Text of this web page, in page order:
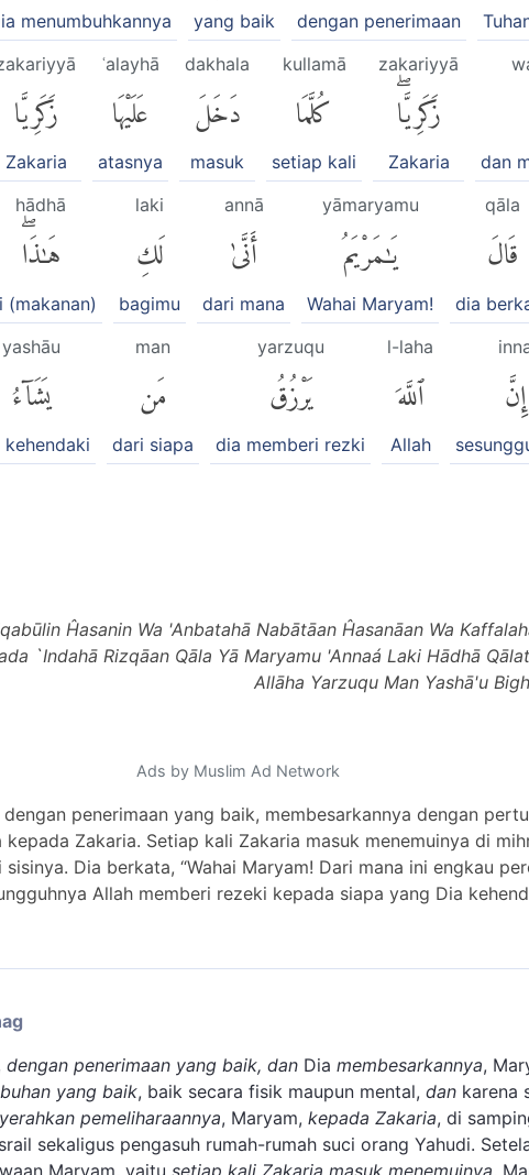
dengan penerimaan
yang baik
menumbuhkannya
dan
zakariyyā
زَكَرِيَّاۖ
Zakaria
kullamā
كُلَّمَا
setiap kali
dakhala
دَخَلَ
masuk
ʿalayhā
عَلَيْهَا
atasnya
زَكَرِيَّا
Zakaria
qāla
قَالَ
dia
yāmaryamu
يَٰمَرْيَمُ
Wahai Maryam!
annā
أَنَّىٰ
dari mana
laki
لَكِ
bagimu
hādhā
هَٰذَاۖ
(makanan)
إِنَّ
l-laha
ٱللَّهَ
Allah
yarzuqu
يَرْزُقُ
dia memberi rezki
man
مَن
dari siapa
yashāu
يَشَآءُ
kehendaki
Ĥasanin Wa 'Anbatahā Nabātāan Ĥasanāan Wa
`Indahā Rizqāan Qāla Yā Maryamu 'Annaá Laki Hādhā
Allāha Yarzuqu Man Yashā'u
Ads by Muslim Ad Network
penerimaan yang baik, membesarkannya dengan
kepada Zakaria. Setiap kali Zakaria masuk menemuinya di
Dia berkata, “Wahai Maryam! Dari mana ini engkau
Allah memberi rezeki kepada siapa yang Dia
dengan penerimaan yang baik, dan Dia membesarkannya,
yang baik, baik secara fisik maupun mental, dan karena
pemeliharaannya, Maryam, kepada Zakaria, di
sekaligus pengasuh rumah-rumah suci orang Yahudi.